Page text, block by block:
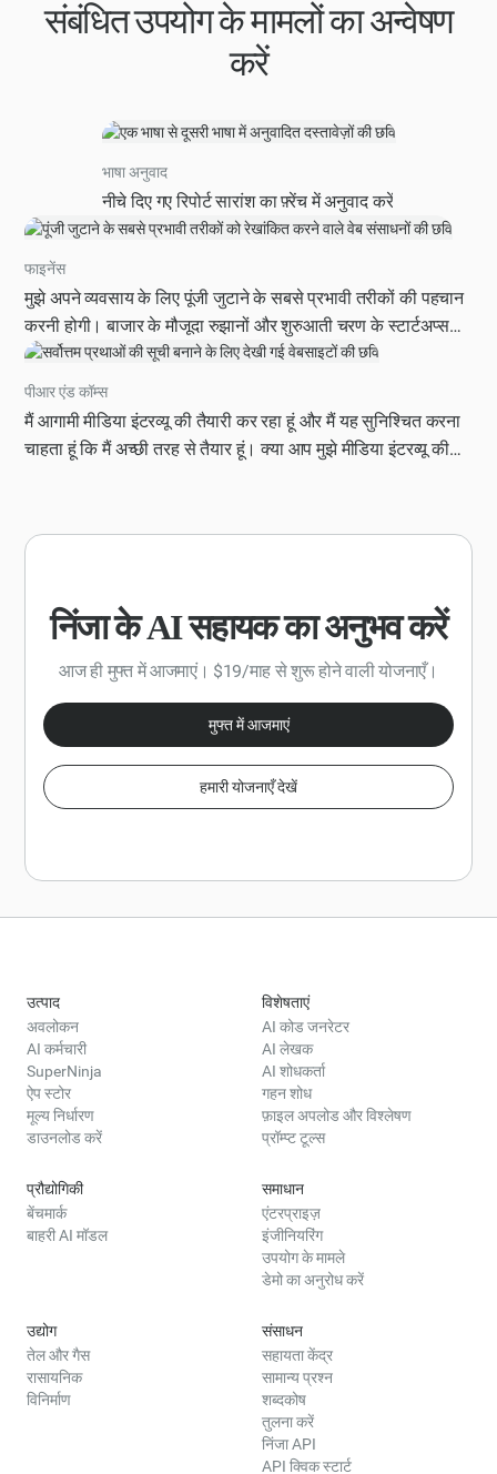
संबंधित उपयोग के मामलों का अन्वेषण
करें
भाषा अनुवाद
नीचे दिए गए रिपोर्ट सारांश का फ़्रेंच में अनुवाद करें
फाइनेंस
मुझे अपने व्यवसाय के लिए पूंजी जुटाने के सबसे प्रभावी तरीकों की पहचान
करनी होगी। बाजार के मौजूदा रुझानों और शुरुआती चरण के स्टार्टअप्स
द्वारा सामना की जाने वाली आम चुनौतियों को ध्यान में रखते हुए, फंडिंग
हासिल करने के लिए शीर्ष रणनीतियों का व्यापक विश्लेषण प्रदान करें,
जिसमें वेंचर कैपिटल, एंजेल इन्वेस्टर्स, क्राउडफंडिंग और बूटस्ट्रैपिंग
शामिल हैं, लेकिन इन्हीं तक सीमित नहीं है। कृपया अपने निष्कर्षों का समर्थन
करने के लिए प्रत्येक दृष्टिकोण के विशिष्ट उदाहरण, फायदे और नुकसान,
मुख्य निष्कर्ष और निष्कर्ष शामिल हैं, जिसमें पूंजी जुटाने के लिए प्री-सीड
चाहिए।
पीआर एंड कॉम्स
मैं आगामी मीडिया इंटरव्यू की तैयारी कर रहा हूं और मैं यह सुनिश्चित करना
चाहता हूं कि मैं अच्छी तरह से तैयार हूं। क्या आप मुझे मीडिया इंटरव्यू की
अपने शोध निष्कर्षों को आम दर्शकों तक पहुंचाने के तरीके के बारे में सुझाव
निंजा के AI सहायक का अनुभव करें
आज ही मुफ्त में आजमाएं। $19/माह से शुरू होने वाली योजनाएँ।
मुफ्त में आजमाएं
हमारी योजनाएँ देखें
उत्पाद
अवलोकन
AI कर्मचारी
SuperNinja
ऐप स्टोर
मूल्य निर्धारण
डाउनलोड करें
विशेषताएं
AI कोड जनरेटर
AI लेखक
AI शोधकर्ता
गहन शोध
फ़ाइल अपलोड और विश्लेषण
प्रॉम्प्ट टूल्स
प्रौद्योगिकी
बेंचमार्क
बाहरी AI मॉडल
समाधान
एंटरप्राइज़
इंजीनियरिंग
उपयोग के मामले
डेमो का अनुरोध करें
उद्योग
तेल और गैस
रासायनिक
विनिर्माण
संसाधन
सहायता केंद्र
सामान्य प्रश्न
शब्दकोष
तुलना करें
निंजा API
API क्विक स्टार्ट